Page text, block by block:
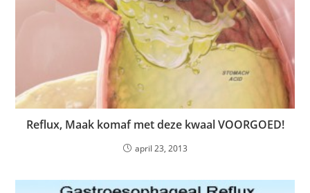
Reflux, Maak komaf met deze kwaal VOORGOED!
april 23, 2013